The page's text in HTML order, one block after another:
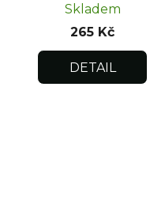
Skladem
265 Kč
DETAIL